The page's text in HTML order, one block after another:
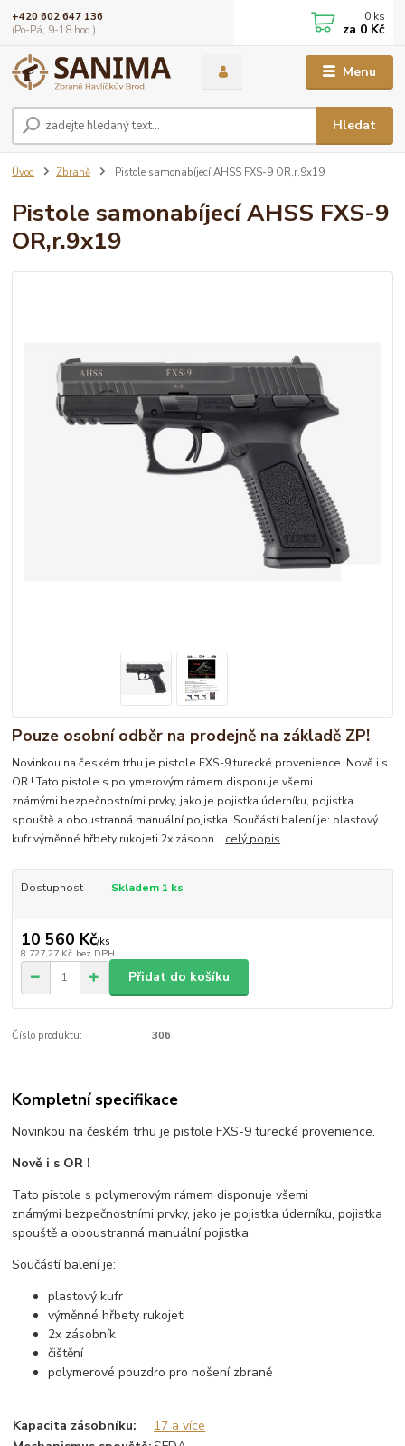
Menu
Hledat
+420 602 647 136
(Po-Pá, 9-18 hod.)
0 ks
za 0 Kč
Úvod Zbraně Pistole samonabíjecí AHSS FXS-9 OR,r.9x19
Pistole samonabíjecí AHSS FXS-9
OR,r.9x19
Pouze osobní odběr na prodejně na základě ZP!
Novinkou na českém trhu je pistole FXS-9 turecké provenience. Nově i s
OR ! Tato pistole s polymerovým rámem disponuje všemi
známými bezpečnostními prvky, jako je pojistka úderníku, pojistka
spouště a oboustranná manuální pojistka. Součástí balení je: plastový
kufr výměnné hřbety rukojeti 2x zásobn... celý popis
Dostupnost Skladem 1 ks
10 560 Kč/ks
8 727,27 Kč bez DPH
Přidat do košíku
Číslo produktu: 306
Kompletní specifikace
Novinkou na českém trhu je pistole FXS-9 turecké provenience.
Nově i s OR !
Tato pistole s polymerovým rámem disponuje všemi
známými bezpečnostními prvky, jako je pojistka úderníku, pojistka
spouště a oboustranná manuální pojistka.
Součástí balení je:
plastový kufr
výměnné hřbety rukojeti
2x zásobník
čištění
polymerové pouzdro pro nošení zbraně
Kapacita zásobníku:
17 a více